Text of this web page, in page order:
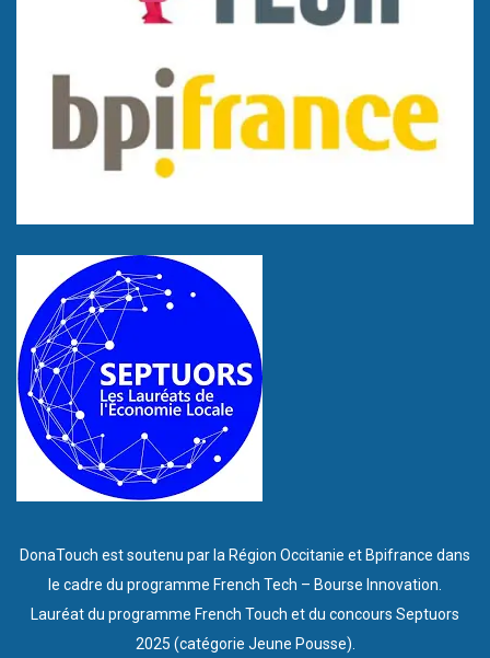
DonaTouch est soutenu par la Région Occitanie et Bpifrance dans
le cadre du programme French Tech – Bourse Innovation.​
Lauréat du programme French Touch et du concours Septuors
2025 (catégorie Jeune Pousse).